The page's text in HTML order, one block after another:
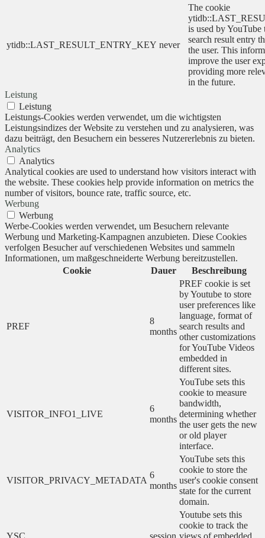
ytidb::LAST_RESULT_ENTRY_KEY never
The cookie
is used by YouTube
search result entry
the user. This
improve the user
providing more
in the future.
Leistung
Leistung
Leistungs-Cookies werden verwendet, um die wichtigsten
Leistungsindizes der Website zu verstehen und zu analysieren, was
dazu beiträgt, den Besuchern ein besseres Nutzererlebnis zu bieten.
Analytics
Analytics
Analytical cookies are used to understand how visitors interact with
the website. These cookies help provide information on metrics the
number of visitors, bounce rate, traffic source, etc.
Werbung
Werbung
Werbe-Cookies werden verwendet, um Besuchern relevante
Werbung und Marketing-Kampagnen anzubieten. Diese Cookies
verfolgen Besucher auf verschiedenen Websites und sammeln
Informationen, um maßgeschneiderte Werbung bereitzustellen.
Cookie
Dauer Beschreibung
PREF
8
months
PREF cookie is set
by Youtube to store
user preferences like
language, format of
search results and
other customizations
for YouTube Videos
embedded in
different sites.
VISITOR_INFO1_LIVE
6
months
YouTube sets this
cookie to measure
bandwidth,
determining whether
the user gets the new
or old player
interface.
VISITOR_PRIVACY_METADATA
6
months
YouTube sets this
cookie to store the
user's cookie consent
state for the current
domain.
YSC session
Youtube sets this
cookie to track the
views of embedded